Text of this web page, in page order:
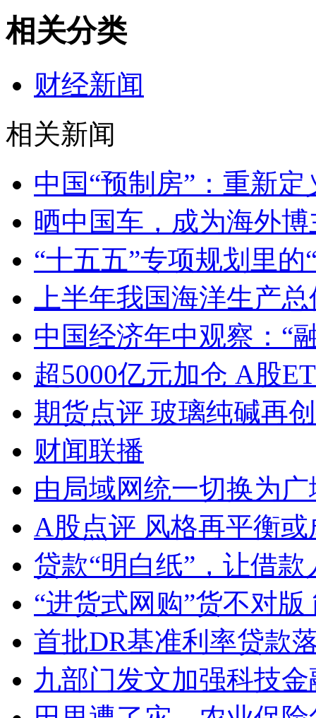
相关分类
财经新闻
相关新闻
中国“预制房”：重新
晒中国车，成为海外博
“十五五”专项规划里的
上半年我国海洋生产
中国经济年中观察：“
超5000亿元加仓 A股
期货点评 玻璃纯碱再
财闻联播
由局域网统一切换为
A股点评 风格再平衡或
贷款“明白纸”，让借款
“进货式网购”货不对
首批DR基准利率贷款
九部门发文加强科技